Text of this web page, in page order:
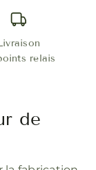
relais
de